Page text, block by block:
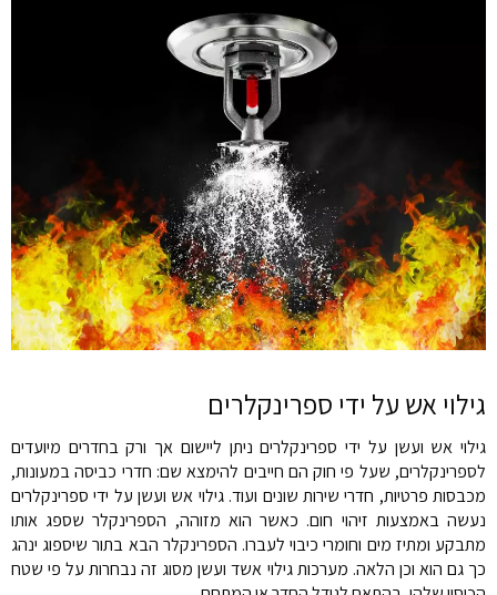
גילוי אש על ידי ספרינקלרים
גילוי אש ועשן על ידי ספרינקלרים ניתן ליישום אך ורק בחדרים מיועדים
לספרינקלרים, שעל פי חוק הם חייבים להימצא שם: חדרי כביסה במעונות,
מכבסות פרטיות, חדרי שירות שונים ועוד. גילוי אש ועשן על ידי ספרינקלרים
נעשה באמצעות זיהוי חום. כאשר הוא מזוהה, הספרינקלר שספג אותו
מתבקע ומתיז מים וחומרי כיבוי לעברו. הספרינקלר הבא בתור שיספוג ינהג
כך גם הוא וכן הלאה. מערכות גילוי אשד ועשן מסוג זה נבחרות על פי שטח